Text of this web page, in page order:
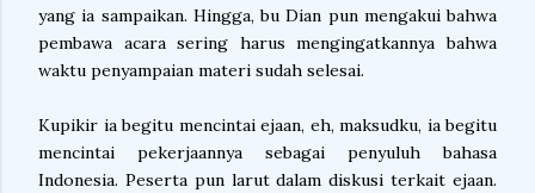
yang ia sampaikan. Hingga, bu Dian pun mengakui bahwa
pembawa acara sering harus mengingatkannya bahwa
waktu penyampaian materi sudah selesai.
Kupikir ia begitu mencintai ejaan, eh, maksudku, ia begitu
mencintai pekerjaannya sebagai penyuluh bahasa
Indonesia. Peserta pun larut dalam diskusi terkait ejaan.